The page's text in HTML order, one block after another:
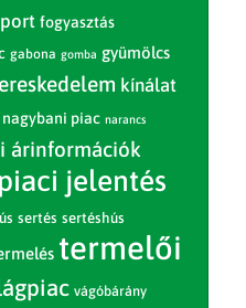
fogyasztás
gabona gomba gyümölcs
kínálat
nagybani piac narancs
árinformációk
piaci jelentés
sertés sertéshús
termelői
vágóbárány